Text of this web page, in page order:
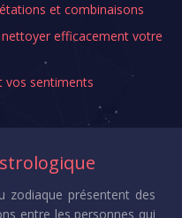
et combinaisons
efficacement votre
vos sentiments
zodiaque présentent des
entre les personnes qui